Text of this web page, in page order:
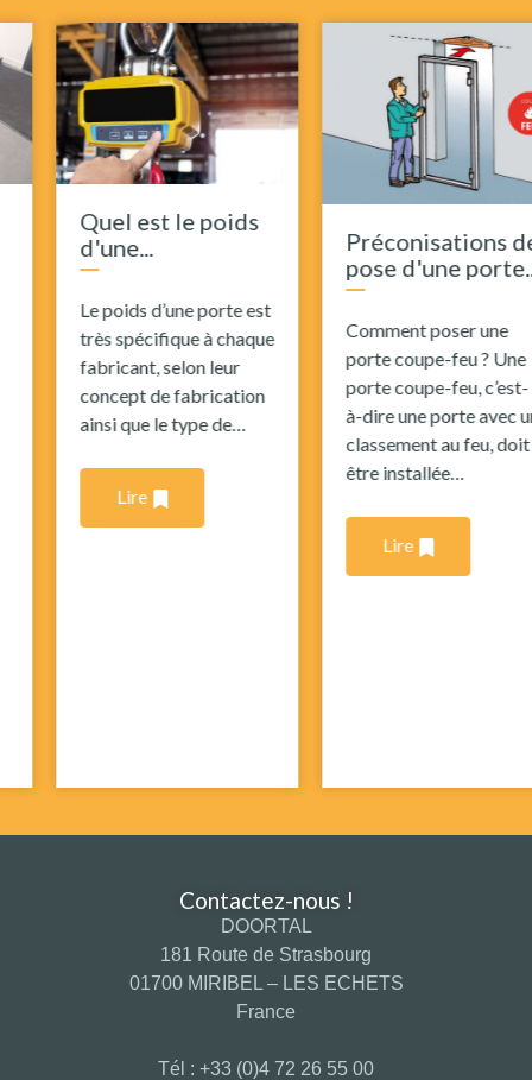
Quel est le poids
d'une...
Le poids d’une porte est
très spécifique à chaque
fabricant, selon leur
concept de fabrication
ainsi que le type de…
Préconisations de
pose d'une porte...
Comment poser une
porte coupe-feu ? Une
porte coupe-feu, c’est-
à-dire une porte avec un
classement au feu, doit
être installée…
Contactez-nous !
DOORTAL
181 Route de Strasbourg
01700 MIRIBEL – LES ECHETS
France
Tél : +33 (0)4 72 26 55 00